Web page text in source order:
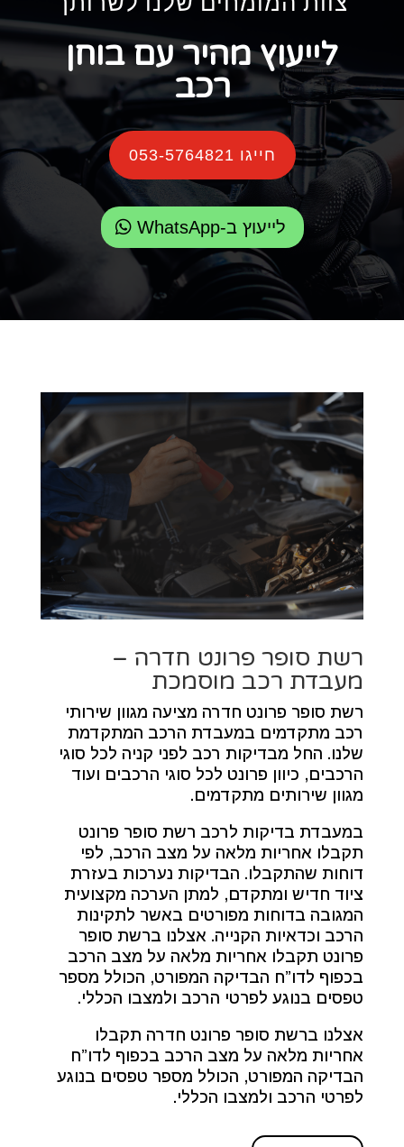
לייעוץ מהיר עם בוחן
רכב
חייגו 053-5764821
לייעוץ ב-WhatsApp
רשת סופר פרונט חדרה –
מעבדת רכב מוסמכת
רשת סופר פרונט חדרה מציעה מגוון שירותי
רכב מתקדמים במעבדת הרכב המתקדמת
שלנו. החל מבדיקות רכב לפני קניה לכל סוגי
הרכבים, כיוון פרונט לכל סוגי הרכבים ועוד
מגוון שירותים מתקדמים.
במעבדת בדיקות לרכב רשת סופר פרונט
תקבלו אחריות מלאה על מצב הרכב, לפי
דוחות שהתקבלו. הבדיקות נערכות בעזרת
ציוד חדיש ומתקדם, למתן הערכה מקצועית
המגובה בדוחות מפורטים באשר לתקינות
הרכב וכדאיות הקנייה. אצלנו ברשת סופר
פרונט תקבלו אחריות מלאה על מצב הרכב
בכפוף לדו”ח הבדיקה המפורט, הכולל מספר
טפסים בנוגע לפרטי הרכב ולמצבו הכללי.
אצלנו ברשת סופר פרונט חדרה תקבלו
אחריות מלאה על מצב הרכב בכפוף לדו”ח
הבדיקה המפורט, הכולל מספר טפסים בנוגע
לפרטי הרכב ולמצבו הכללי.